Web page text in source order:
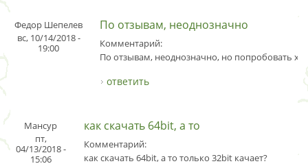
Федор Шепелев
вс, 10/14/2018 -
19:00
По отзывам, неоднозначно
Комментарий:
По отзывам, неоднозначно, но попробовать
ответить
Мансур
пт,
04/13/2018 -
15:06
как скачать 64bit, а то
Комментарий:
как скачать 64bit, а то только 32bit качает?